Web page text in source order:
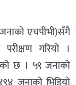
एचपीभी)सँगै
गरियो ।
छ । ५९ जनाको